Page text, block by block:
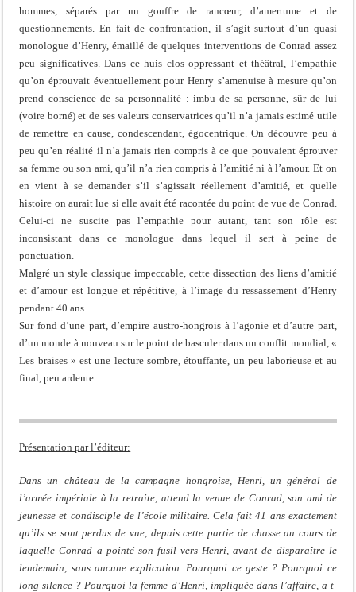
hommes, séparés par un gouffre de rancœur, d’amertume et de
questionnements. En fait de confrontation, il s’agit surtout d’un quasi
monologue d’Henry, émaillé de quelques interventions de Conrad assez
peu significatives. Dans ce huis clos oppressant et théâtral, l’empathie
qu’on éprouvait éventuellement pour Henry s’amenuise à mesure qu’on
prend conscience de sa personnalité : imbu de sa personne, sûr de lui
(voire borné) et de ses valeurs conservatrices qu’il n’a jamais estimé utile
de remettre en cause, condescendant, égocentrique. On découvre peu à
peu qu’en réalité il n’a jamais rien compris à ce que pouvaient éprouver
sa femme ou son ami, qu’il n’a rien compris à l’amitié ni à l’amour. Et on
en vient à se demander s’il s’agissait réellement d’amitié, et quelle
histoire on aurait lue si elle avait été racontée du point de vue de Conrad.
Celui-ci ne suscite pas l’empathie pour autant, tant son rôle est
inconsistant dans ce monologue dans lequel il sert à peine de
ponctuation.
Malgré un style classique impeccable, cette dissection des liens d’amitié
et d’amour est longue et répétitive, à l’image du ressassement d’Henry
pendant 40 ans.
Sur fond d’une part, d’empire austro-hongrois à l’agonie et d’autre part,
d’un monde à nouveau sur le point de basculer dans un conflit mondial, «
Les braises » est une lecture sombre, étouffante, un peu laborieuse et au
final, peu ardente.
Présentation par l’éditeur:
Dans un château de la campagne hongroise, Henri, un général de
l’armée impériale à la retraite, attend la venue de Conrad, son ami de
jeunesse et condisciple de l’école militaire. Cela fait 41 ans exactement
qu’ils se sont perdus de vue, depuis cette partie de chasse au cours de
laquelle Conrad a pointé son fusil vers Henri, avant de disparaître le
lendemain, sans aucune explication. Pourquoi ce geste ? Pourquoi ce
long silence ? Pourquoi la femme d’Henri, impliquée dans l’affaire, a-t-